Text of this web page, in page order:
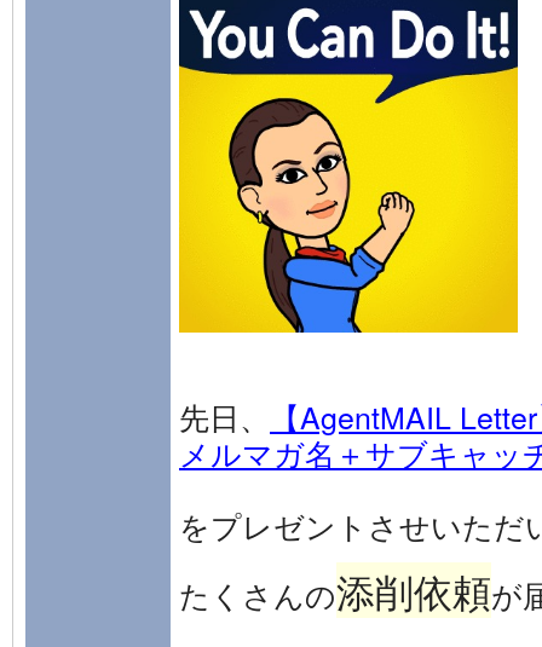
先日、
【AgentMAIL
メルマガ名＋サブキャッ
をプレゼントさせいただ
たくさんの添削依頼が